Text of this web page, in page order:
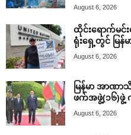
August 6, 2026
ထိုင်းရောက်မင်
ရုံးရှေ့တွင် မြန်
August 6, 2026
မြန်မာ အာဏ
ဖက်အဖွဲ့(၁၆)
August 6, 2026